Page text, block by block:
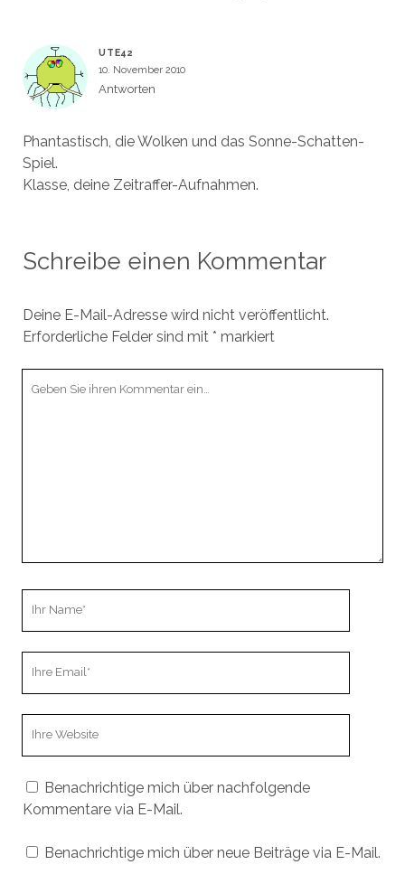
UTE42
10. November 2010
Antworten
Phantastisch, die Wolken und das Sonne-Schatten-
Spiel.
Klasse, deine Zeitraffer-Aufnahmen.
Schreibe einen Kommentar
Deine E-Mail-Adresse wird nicht veröffentlicht.
Erforderliche Felder sind mit * markiert
Benachrichtige mich über nachfolgende
Kommentare via E-Mail.
Benachrichtige mich über neue Beiträge via E-Mail.